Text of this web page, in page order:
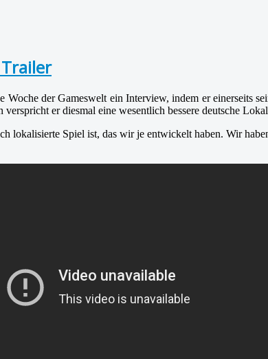
der Gameswelt ein Interview, indem er einerseits
er diesmal eine wesentlich bessere deutsche
lokalisierte Spiel ist, das wir je entwickelt haben. Wir